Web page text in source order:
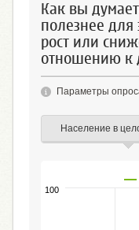
Как вы
полезнее для
рост или
отношению к
Параметры
Население в
100